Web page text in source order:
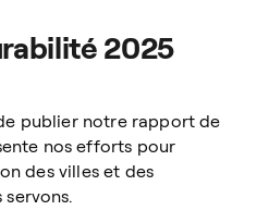
2025
publier notre rapport de
nos efforts pour
des villes et des